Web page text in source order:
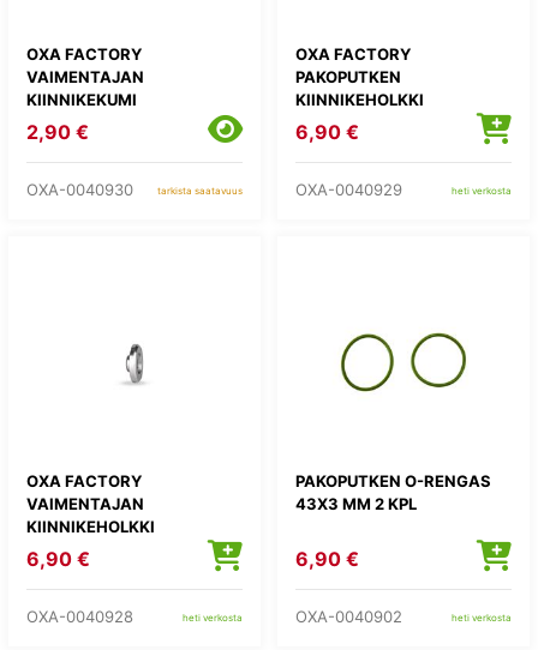
OXA FACTORY
VAIMENTAJAN
KIINNIKEKUMI
2,90 €
OXA-0040930 tarkista saatavuus
OXA FACTORY
PAKOPUTKEN
KIINNIKEHOLKKI
6,90 €
OXA-0040929 heti verkosta
OXA FACTORY
VAIMENTAJAN
KIINNIKEHOLKKI
6,90 €
OXA-0040928 heti verkosta
PAKOPUTKEN O-RENGAS
43X3 MM 2 KPL
6,90 €
OXA-0040902 heti verkosta